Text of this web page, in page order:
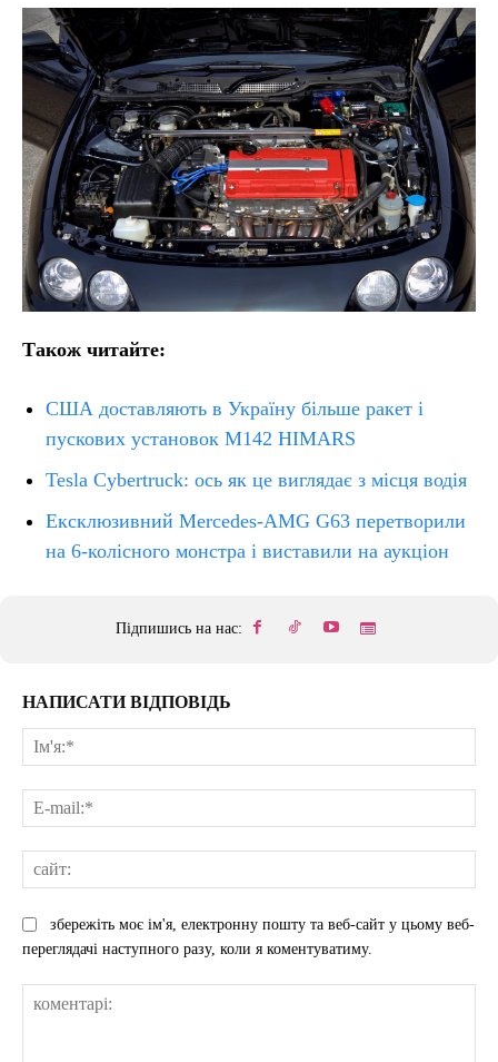
Також читайте:
США доставляють в Україну більше ракет і
пускових установок M142 HIMARS
Tesla Cybertruck: ось як це виглядає з місця водія
Ексклюзивний Mercedes-AMG G63 перетворили
на 6-колісного монстра і виставили на аукціон
Підпишись на нас:
НАПИСАТИ ВІДПОВІДЬ
збережіть моє ім'я, електронну пошту та веб-сайт у цьому веб-
переглядачі наступного разу, коли я коментуватиму.